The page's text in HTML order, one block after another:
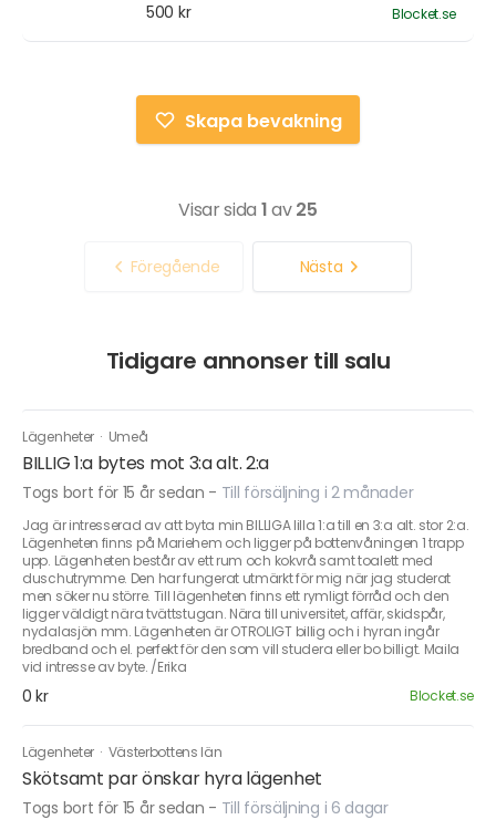
500 kr Blocket.se
Skapa bevakning
Visar sida 1av25
Föregående Nästa
Tidigare annonser till salu
Lägenheter · Umeå
BILLIG 1:a bytes mot 3:a alt. 2:a
Togs bort för 15 år sedan - Till försäljning i 2 månader
Jag är intresserad av att byta min BILLIGA lilla 1:a till en 3:a alt. stor 2:a.
Lägenheten finns på Mariehem och ligger på bottenvåningen 1 trapp
upp. Lägenheten består av ett rum och kokvrå samt toalett med
duschutrymme. Den har fungerat utmärkt för mig när jag studerat
men söker nu större. Till lägenheten finns ett rymligt förråd och den
ligger väldigt nära tvättstugan. Nära till universitet, affär, skidspår,
nydalasjön mm. Lägenheten är OTROLIGT billig och i hyran ingår
bredband och el. perfekt för den som vill studera eller bo billigt. Maila
vid intresse av byte. /Erika
0 kr Blocket.se
Lägenheter · Västerbottens län
Skötsamt par önskar hyra lägenhet
Togs bort för 15 år sedan - Till försäljning i 6 dagar